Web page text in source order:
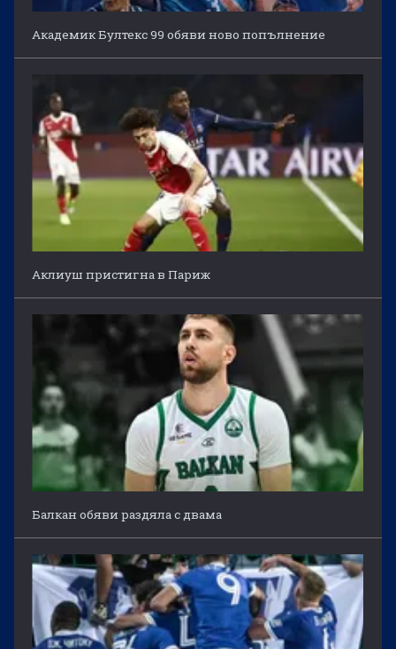
Академик Бултекс 99 обяви ново попълнение
Аклиуш пристигна в Париж
Балкан обяви раздяла с двама